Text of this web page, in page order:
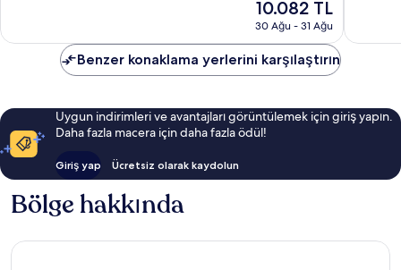
Güncel
fiyat:
10.082 TL
10.082 TL
30 Ağu - 31 Ağu
Aviv
yorum
Benzer konaklama yerlerini karşılaştırın
Uygun indirimleri ve avantajları görüntülemek için giriş yapın.
Daha fazla macera için daha fazla ödül!
Giriş yap Ücretsiz olarak kaydolun
Bölge hakkında